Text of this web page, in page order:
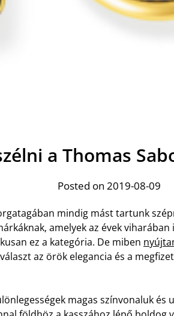
a Thomas
Posted on 2019-08-09
mindig mást tartunk
amelyek az évek
ez a kategória. De miben
az örök elegancia és a
magas színvonaluk